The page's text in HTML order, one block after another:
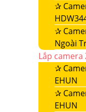
✰
✰
Ngoài
Lắp camera
✰
EHUN
✰
EHUN